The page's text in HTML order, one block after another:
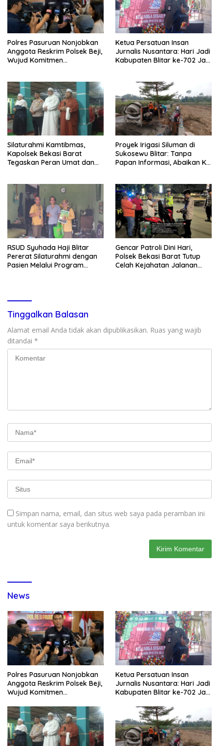
Polres Pasuruan Nonjobkan
Anggota Reskrim Polsek Beji,
Wujud Komitmen
Ketua Persatuan Insan
Jurnalis Nusantara: Hari Jadi
Kabupaten Blitar ke-702 Jadi
Silaturahmi Kamtibmas,
Kapolsek Bekasi Barat
Tegaskan Peran Umat dan
Proyek Irigasi Siluman di
Sukosewu Blitar: Tanpa
Papan Informasi, Abaikan K3,
RSUD Syuhada Haji Blitar
Pererat Silaturahmi dengan
Pasien Melalui Program
Gencar Patroli Dini Hari,
Polsek Bekasi Barat Tutup
Celah Kejahatan Jalanan
Tinggalkan Balasan
Alamat email Anda tidak akan dipublikasikan. Ruas yang wajib
ditandai *
Simpan nama, email, dan situs web saya pada peramban ini
untuk komentar saya berikutnya.
News
Polres Pasuruan Nonjobkan
Anggota Reskrim Polsek Beji,
Wujud Komitmen
Dugaan Penganiayaan
Ketua Persatuan Insan
Jurnalis Nusantara: Hari Jadi
Kabupaten Blitar ke-702 Jadi
Pembangunan